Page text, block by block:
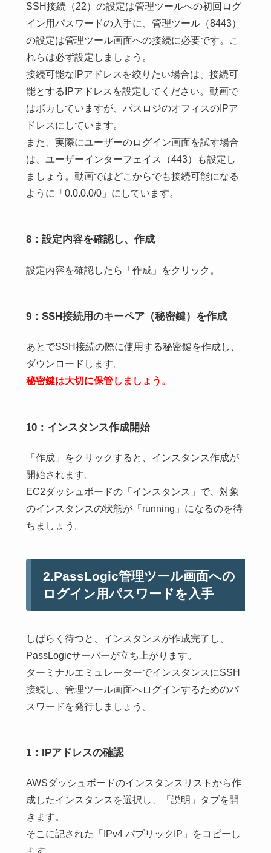
SSH接続（22）の設定は管理ツールへの初回ログ
イン用パスワードの入手に、管理ツール（8443）
の設定は管理ツール画面への接続に必要です。こ
れらは必ず設定しましょう。
接続可能なIPアドレスを絞りたい場合は、接続可
能とするIPアドレスを設定してください。動画で
はボカしていますが、パスロジのオフィスのIPア
ドレスにしています。
また、実際にユーザーのログイン画面を試す場合
は、ユーザーインターフェイス（443）も設定し
ましょう。動画ではどこからでも接続可能になる
ように「0.0.0.0/0」にしています。
8：設定内容を確認し、作成
設定内容を確認したら「作成」をクリック。
9：SSH接続用のキーペア（秘密鍵）を作成
あとでSSH接続の際に使用する秘密鍵を作成し、
ダウンロードします。
秘密鍵は大切に保管しましょう。
10：インスタンス作成開始
「作成」をクリックすると、インスタンス作成が
開始されます。
EC2ダッシュボードの「インスタンス」で、対象
のインスタンスの状態が「running」になるのを待
ちましょう。
2.PassLogic管理ツール画面への
ログイン用パスワードを入手
しばらく待つと、インスタンスが作成完了し、
PassLogicサーバーが立ち上がります。
ターミナルエミュレーターでインスタンスにSSH
接続し、管理ツール画面へログインするためのパ
スワードを発行しましょう。
1：IPアドレスの確認
AWSダッシュボードのインスタンスリストから作
成したインスタンスを選択し、「説明」タブを開
きます。
そこに記された「IPv4 パブリックIP」をコピーし